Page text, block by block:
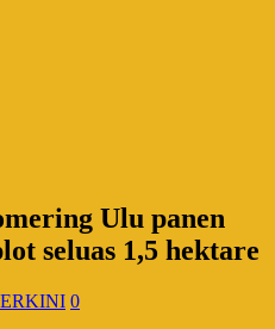
Ulu panen
seluas 1,5 hektare
0